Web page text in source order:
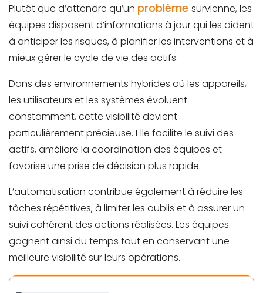
Plutôt que d’attendre qu’un problème survienne, les
équipes disposent d’informations à jour qui les aident
à anticiper les risques, à planifier les interventions et à
mieux gérer le cycle de vie des actifs.
Dans des environnements hybrides où les appareils,
les utilisateurs et les systèmes évoluent
constamment, cette visibilité devient
particulièrement précieuse. Elle facilite le suivi des
actifs, améliore la coordination des équipes et
favorise une prise de décision plus rapide.
L’automatisation contribue également à réduire les
tâches répétitives, à limiter les oublis et à assurer un
suivi cohérent des actions réalisées. Les équipes
gagnent ainsi du temps tout en conservant une
meilleure visibilité sur leurs opérations.